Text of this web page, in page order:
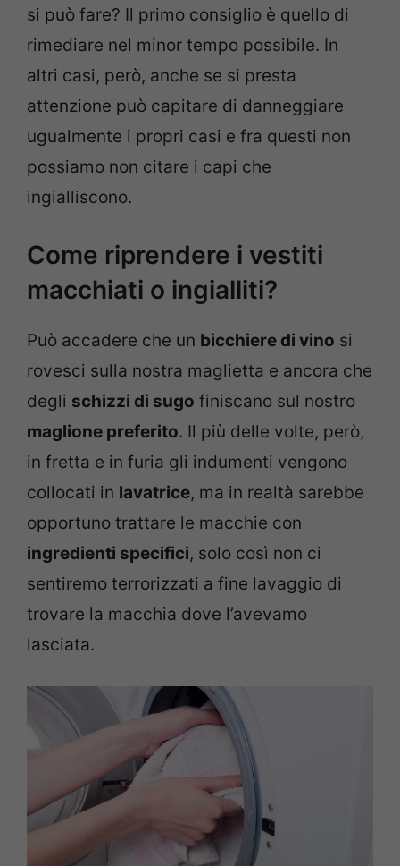
si può fare? Il primo consiglio è quello di
rimediare nel minor tempo possibile. In
altri casi, però, anche se si presta
attenzione può capitare di danneggiare
ugualmente i propri casi e fra questi non
possiamo non citare i capi che
ingialliscono.
Come riprendere i vestiti
macchiati o ingialliti?
Può accadere che un bicchiere di vino si
rovesci sulla nostra maglietta e ancora che
degli schizzi di sugo finiscano sul nostro
maglione preferito. Il più delle volte, però,
in fretta e in furia gli indumenti vengono
collocati in lavatrice, ma in realtà sarebbe
opportuno trattare le macchie con
ingredienti specifici, solo così non ci
sentiremo terrorizzati a fine lavaggio di
trovare la macchia dove l’avevamo
lasciata.